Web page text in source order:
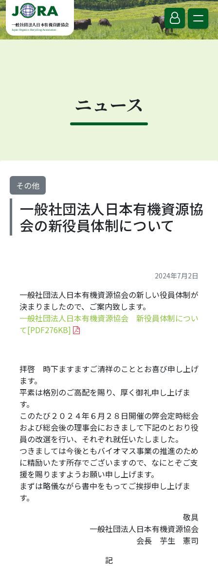
Skip to content
一般社団法人日本有機資源協会
Japan Organics Recycling Association
ニュース
その他
一般社団法人日本有機資源協
会の新役員体制について
2024年7月2日
一般社団法人日本有機資源協会の新しい役員体制が
決まりましたので、ご案内致します。
一般社団法人日本有機資源協会 新役員体制につい
て[PDF276KB]
拝啓 時下ますますご清祥のこととお喜び申し上げ
ます。
平素は格別のご高配を賜り、厚く御礼申し上げま
す。
このたび２０２４年６月２８日開催の弊会定時総会
および総会後の理事会におきまして下記のとおり役
員の改選を行い、それぞれ就任いたしました。
つきましては今後ともバイオマス事業の推進のため
に精励いたす所存でございますので、なにとぞご支
援を賜りますようお願い申し上げます。
まずは略儀ながら書中をもってご挨拶申し上げま
す。
敬具
一般社団法人日本有機資源協会
会長 芋生 憲司
記